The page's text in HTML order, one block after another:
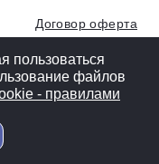
Договор оферта
СОУТ
лет радуем Вас!
пользоваться
файлов
- правилами